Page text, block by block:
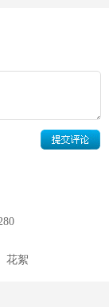
花絮